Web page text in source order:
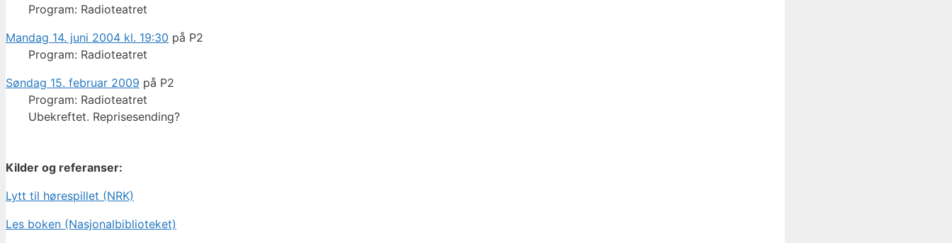
Program: Radioteatret
Mandag 14. juni 2004 kl. 19:30 på P2
Program: Radioteatret
Søndag 15. februar 2009 på P2
Program: Radioteatret
Ubekreftet. Reprisesending?
Kilder og referanser:
Lytt til hørespillet (NRK)
Les boken (Nasjonalbiblioteket)